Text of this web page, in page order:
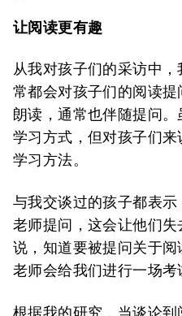
让阅读更有趣
从我对孩子们的采访中
常都会对孩子们的阅读
朗读，通常也伴随提问
学习方式，但对孩子们
学习方法。
与我交谈过的孩子都表
老师提问，这会让他们
说，知道要被提问关于
老师会给我们进行一场考
根据我的研究，当谈论